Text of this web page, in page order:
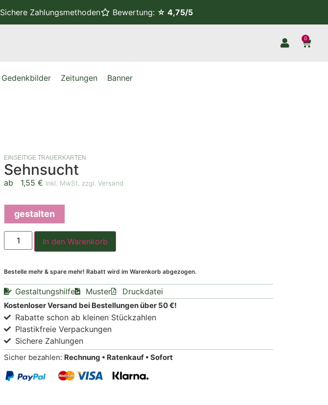
Sichere Zahlungsmethoden Bewertung: ☆ 4,75/5
0
Gedenkbilder Zeitungen Banner
EINSEITIGE TRAUERKARTEN
Sehnsucht
ab 1,55 € inkl. MwSt. zzgl. Versand
gestalten
In den Warenkorb
Bestelle mehr & spare mehr! Rabatt wird im Warenkorb abgezogen.
Gestaltungshilfe Muster Druckdatei
Kostenloser Versand bei Bestellungen über 50 €!
Rabatte schon ab kleinen Stückzahlen
Plastikfreie Verpackungen
Sichere Zahlungen
Sicher bezahlen: Rechnung • Ratenkauf • Sofort